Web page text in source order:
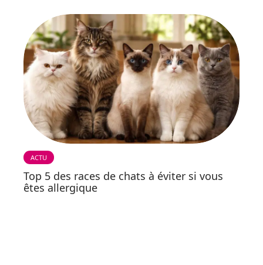
ACTU
Top 5 des races de chats à éviter si vous
êtes allergique